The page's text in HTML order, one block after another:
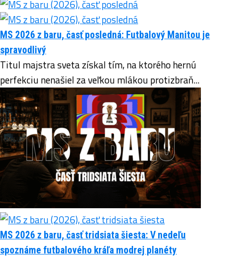
MS 2026 z baru, časť posledná: Futbalový Manitou je
spravodlivý
Titul majstra sveta získal tím, na ktorého hernú
perfekciu nenašiel za veľkou mlákou protizbraň...
MS 2026 z baru, časť tridsiata šiesta: V nedeľu
spoznáme futbalového kráľa modrej planéty